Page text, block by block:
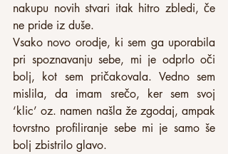
nakupu novih stvari itak hitro zbledi, če
ne pride iz duše.
Vsako novo orodje, ki sem ga uporabila
pri spoznavanju sebe, mi je odprlo oči
bolj, kot sem pričakovala. Vedno sem
mislila, da imam srečo, ker sem svoj
‘klic’ oz. namen našla že zgodaj, ampak
tovrstno profiliranje sebe mi je samo še
bolj zbistrilo glavo.